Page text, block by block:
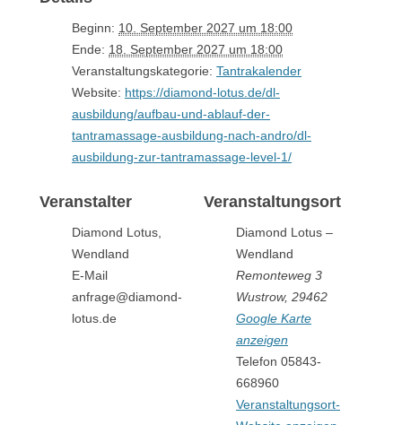
Beginn: 10. September 2027 um 18:00
Ende: 18. September 2027 um 18:00
Veranstaltungskategorie: Tantrakalender
Website: https://diamond-lotus.de/dl-
ausbildung/aufbau-und-ablauf-der-
tantramassage-ausbildung-nach-andro/dl-
ausbildung-zur-tantramassage-level-1/
Veranstaltungsort
Diamond Lotus –
Wendland
Remonteweg 3
Wustrow, 29462
Google Karte
anzeigen
Telefon 05843-
668960
Veranstaltungsort-
Veranstalter
Diamond Lotus,
Wendland
E-Mail
anfrage@diamond-
lotus.de